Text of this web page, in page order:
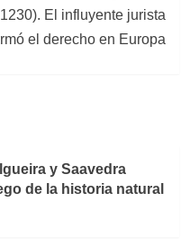
El influyente jurista
el derecho en Europa
y Saavedra
de la historia natural